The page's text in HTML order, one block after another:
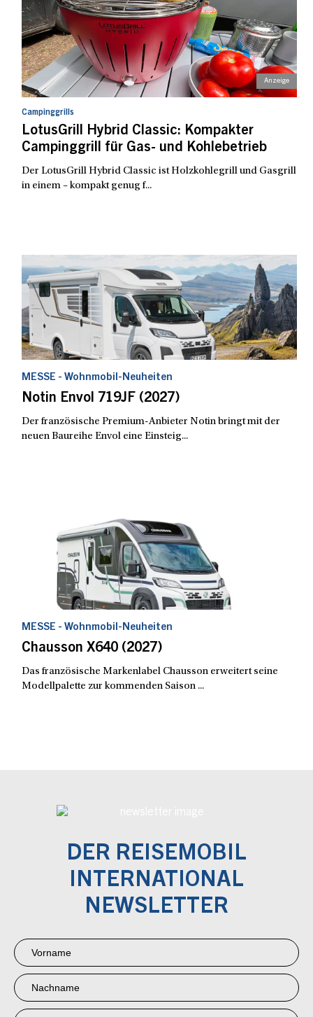
Campinggrills
LotusGrill Hybrid Classic: Kompakter
Campinggrill für Gas- und Kohlebetrieb
Der LotusGrill Hybrid Classic ist Holzkohlegrill und Gasgrill
in einem – kompakt genug f...
MESSE - Wohnmobil-Neuheiten
Notin Envol 719JF (2027)
Der französische Premium-Anbieter Notin bringt mit der
neuen Baureihe Envol eine Einsteig...
MESSE - Wohnmobil-Neuheiten
Chausson X640 (2027)
Das französische Markenlabel Chausson erweitert seine
Modellpalette zur kommenden Saison ...
DER REISEMOBIL
INTERNATIONAL
NEWSLETTER
Newsletter
Anmeldung
RMI